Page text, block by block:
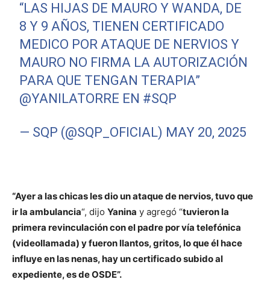
“LAS HIJAS DE MAURO Y WANDA, DE
8 Y 9 AÑOS, TIENEN CERTIFICADO
MEDICO POR ATAQUE DE NERVIOS Y
MAURO NO FIRMA LA AUTORIZACIÓN
PARA QUE TENGAN TERAPIA”
@YANILATORRE EN #SQP
— SQP (@SQP_OFICIAL) MAY 20, 2025
“Ayer a las chicas les dio un ataque de nervios, tuvo que
ir la ambulancia“, dijo Yanina y agregó “tuvieron la
primera revinculación con el padre por vía telefónica
(videollamada) y fueron llantos, gritos, lo que él hace
influye en las nenas, hay un certificado subido al
expediente, es de OSDE”.